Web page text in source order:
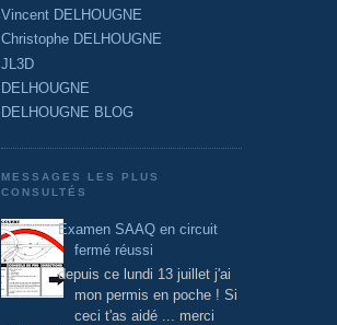
Vincent DELHOUGNE
Christophe DELHOUGNE
JL3D
DELHOUGNE
DELHOUGNE BLOG
MESSAGES LES PLUS
CONSULTÉS
Examen SAAQ en circuit
fermé réussi
depuis ce lundi 13 juillet j'ai
mon permis en poche ! Si
ceci t'as aidé ... merci